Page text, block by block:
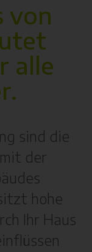
von
alle
sind die
der
hohe
Ihr Haus